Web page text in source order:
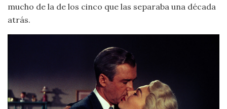
mucho de la de los cinco que las separaba una década
atrás.